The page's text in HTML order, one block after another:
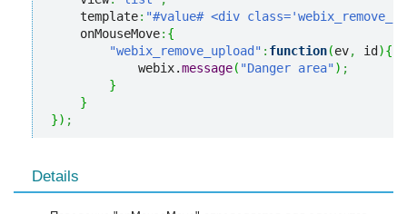
    template
: "#value# <div
    onMouseMove
: {
"webix_remove_upload" : function(ev, id ){
            webix.
message( "Danger area") ;
}
}
}) ;
Details